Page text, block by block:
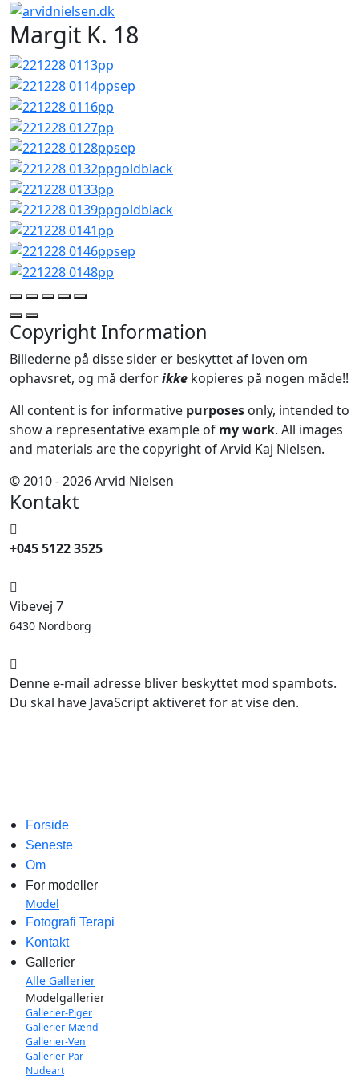
Margit K. 18
Copyright Information
Billederne på disse sider er beskyttet af loven om
ophavsret, og må derforikke kopieres på nogen måde!!
All content is for informative purposes only, intended to
show a representative example of my work. All images
and materials are the copyright of Arvid Kaj Nielsen.
© 2010 - 2026 Arvid Nielsen
Kontakt
+045 5122 3525
Vibevej 7
6430 Nordborg
Denne e-mail adresse bliver beskyttet mod spambots.
Du skal have JavaScript aktiveret for at vise den.
Forside
Seneste
Om
For modeller
Model
Fotografi Terapi
Kontakt
Gallerier
Alle Gallerier
Modelgallerier
Gallerier-Piger
Gallerier-Mænd
Gallerier-Ven
Gallerier-Par
Nudeart